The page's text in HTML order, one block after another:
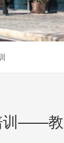
训——教